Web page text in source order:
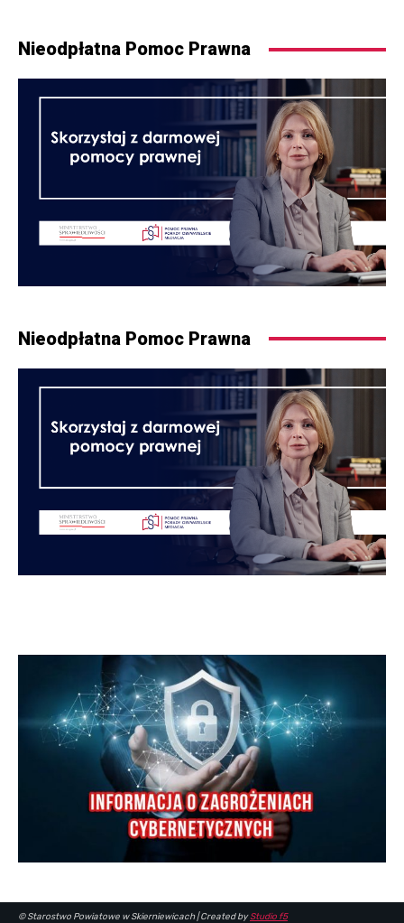
Nieodpłatna Pomoc Prawna
Nieodpłatna Pomoc Prawna
© Starostwo Powiatowe w Skierniewicach | Created byStudio f5